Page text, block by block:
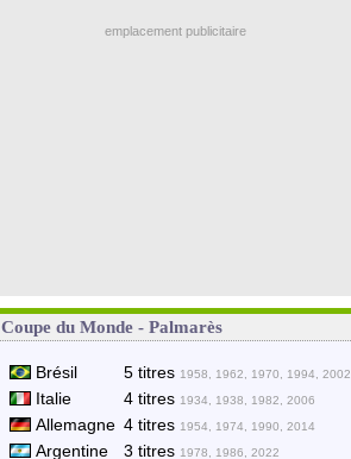
emplacement publicitaire
Coupe du Monde - Palmarès
Brésil 5 titres 1958, 1962, 1970, 1994, 2002
Italie 4 titres 1934, 1938, 1982, 2006
Allemagne 4 titres 1954, 1974, 1990, 2014
Argentine 3 titres 1978, 1986, 2022